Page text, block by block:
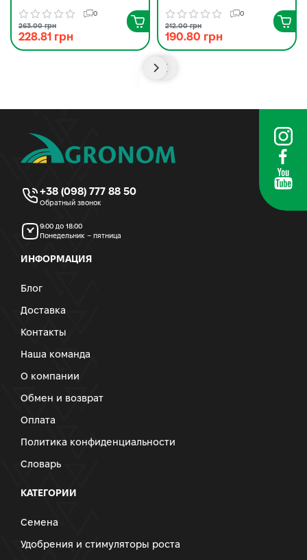
0
263.00 грн
228.81 грн
0
212.00 грн
190.80 грн
+38 (098) 777 88 50
Обратный звонок
9:00 до 18:00
Понедельник – пятница
ИНФОРМАЦИЯ
Блог
Доставка
Контакты
Наша команда
О компании
Обмен и возврат
Оплата
Политика конфиденциальности
Словарь
КАТЕГОРИИ
Семена
Удобрения и стимуляторы роста